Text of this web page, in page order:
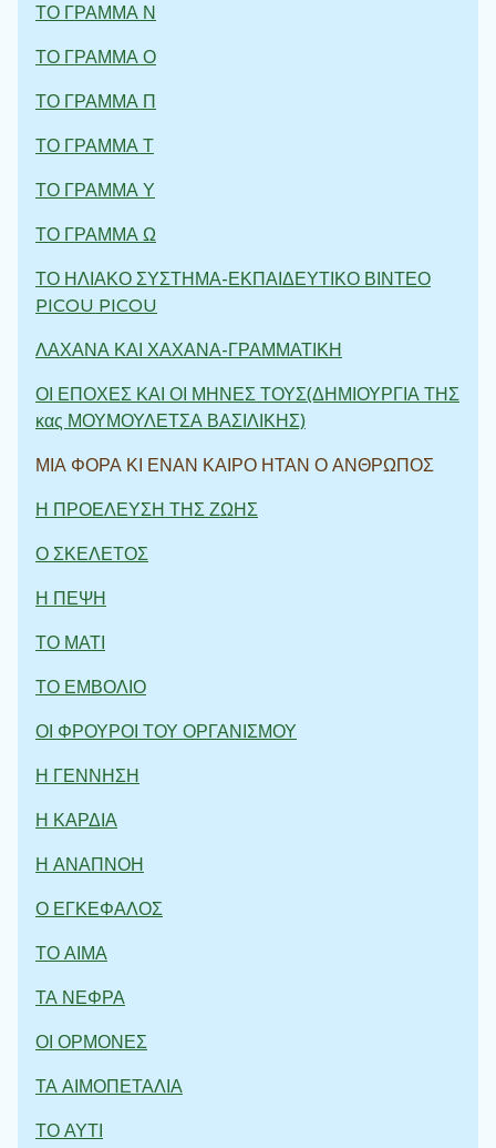
ΤΟ ΓΡΑΜΜΑ Ν
ΤΟ ΓΡΑΜΜΑ Ο
ΤΟ ΓΡΑΜΜΑ Π
ΤΟ ΓΡΑΜΜΑ Τ
ΤΟ ΓΡΑΜΜΑ Υ
ΤΟ ΓΡΑΜΜΑ Ω
ΤΟ ΗΛΙΑΚΟ ΣΥΣΤΗΜΑ-ΕΚΠΑΙΔΕΥΤΙΚΟ ΒΙΝΤΕΟ
PICOU PICOU
ΛΑΧΑΝΑ ΚΑΙ ΧΑΧΑΝΑ-ΓΡΑΜΜΑΤΙΚΗ
ΟΙ ΕΠΟΧΕΣ ΚΑΙ ΟΙ ΜΗΝΕΣ ΤΟΥΣ(ΔΗΜΙΟΥΡΓΙΑ ΤΗΣ
κας ΜΟΥΜΟΥΛΕΤΣΑ ΒΑΣΙΛΙΚΗΣ)
ΜΙΑ ΦΟΡΑ ΚΙ ΕΝΑΝ ΚΑΙΡΟ ΗΤΑΝ Ο ΑΝΘΡΩΠΟΣ
Η ΠΡΟΕΛΕΥΣΗ ΤΗΣ ΖΩΗΣ
Ο ΣΚΕΛΕΤΟΣ
Η ΠΕΨΗ
ΤΟ ΜΑΤΙ
ΤΟ ΕΜΒΟΛΙΟ
ΟΙ ΦΡΟΥΡΟΙ ΤΟΥ ΟΡΓΑΝΙΣΜΟΥ
Η ΓΕΝΝΗΣΗ
Η ΚΑΡΔΙΑ
Η ΑΝΑΠΝΟΗ
Ο ΕΓΚΕΦΑΛΟΣ
ΤΟ ΑΙΜΑ
ΤΑ ΝΕΦΡΑ
ΟΙ ΟΡΜΟΝΕΣ
ΤΑ ΑΙΜΟΠΕΤΑΛΙΑ
ΤΟ ΑΥΤΙ